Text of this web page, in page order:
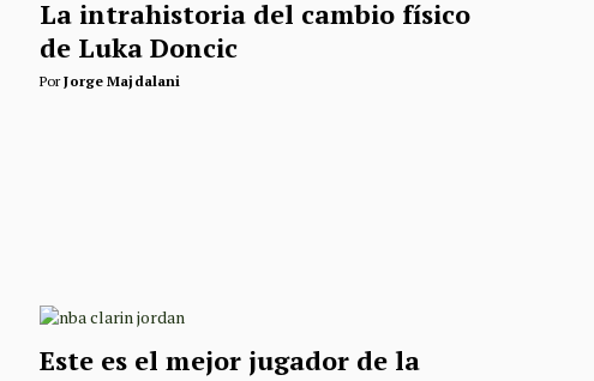
La intrahistoria del cambio físico
de Luka Doncic
PorJorge Majdalani
Este es el mejor jugador de la